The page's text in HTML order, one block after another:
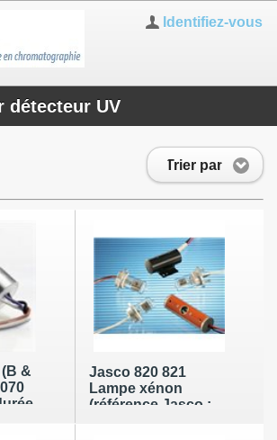
Identifiez-vous
détecteur UV
Trier par
&
Jasco 820 821
Lampe xénon
(référence Jasco :